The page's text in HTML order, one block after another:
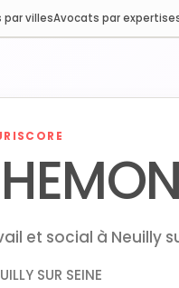
par villesAvocats par
et social à Neuilly
SUR SEINE